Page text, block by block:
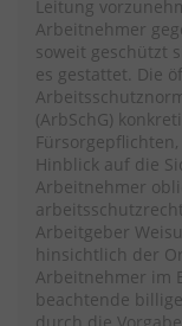
Leitung
Arbeitnehmer
soweit geschützt
es gestattet. Die
(ArbSchG)
Hinblick auf die
Arbeitnehmer
Arbeitgeber
hinsichtlich der
Arbeitnehmer im
beachtende